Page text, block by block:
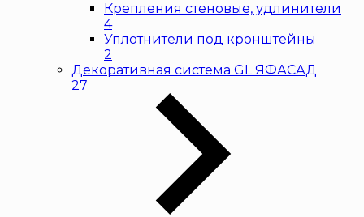
Крепления стеновые, удлинители
4
Уплотнители под кронштейны
2
Декоративная система GL ЯФАСАД
27